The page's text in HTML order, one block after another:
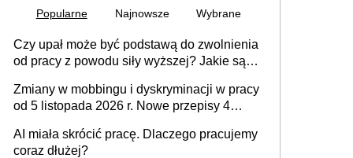
Popularne Najnowsze Wybrane
Czy upał może być podstawą do zwolnienia
od pracy z powodu siły wyższej? Jakie są
Zmiany w mobbingu i dyskryminacji w pracy
od 5 listopada 2026 r. Nowe przepisy 4
Ustaw
AI miała skrócić pracę. Dlaczego pracujemy
coraz dłużej?